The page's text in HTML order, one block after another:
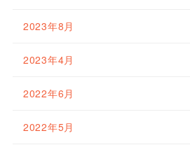
2023年8月
2023年4月
2022年6月
2022年5月